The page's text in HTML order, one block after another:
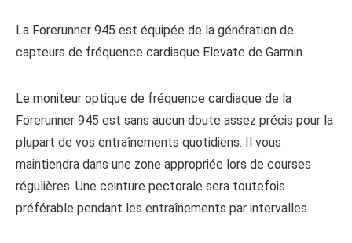
La Forerunner 945 est équipée de la génération de
capteurs de fréquence cardiaque Elevate de Garmin.
Le moniteur optique de fréquence cardiaque de la
Forerunner 945 est sans aucun doute assez précis pour la
plupart de vos entraînements quotidiens. Il vous
maintiendra dans une zone appropriée lors de courses
régulières. Une ceinture pectorale sera toutefois
préférable pendant les entraînements par intervalles.